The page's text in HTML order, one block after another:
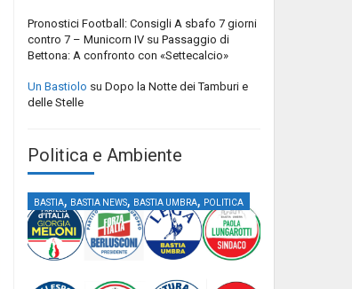
Pronostici Football: Consigli A sbafo 7 giorni
contro 7 – Municorn IV su Passaggio di
Bettona: A confronto con «Settecalcio»
Un Bastiolo su Dopo la Notte dei Tamburi e
delle Stelle
Politica e Ambiente
BASTIA, BASTIA NEWS, BASTIA UMBRA, POLITICA